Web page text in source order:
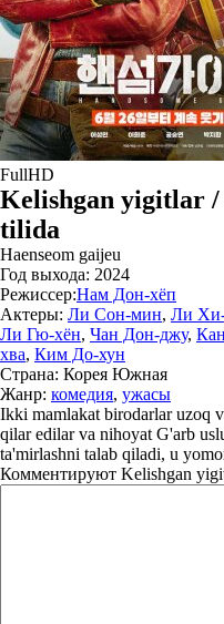
FullHD
Kelishgan yigitlar
tilida
Haenseom gaijeu
Год выхода: 2024
Режиссер:Нам Дон-хёп
Актеры: Ли Сон-мин, Ли
Ли Гю-хён, Чан Дон-джу,
хва, Ким До-хун
Страна: Корея Южная
Жанр: комедия, ужасы
Ikki mamlakat birodarlar uzoq
qilar edilar va nihoyat G'arb
ta'mirlashni talab qiladi, u
Комментируют Kelishgan